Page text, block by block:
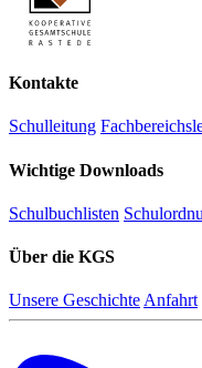
Kontakte
Schulleitung
Wichtige Downloads
Schulbuchlisten
Über die KGS
Unsere Geschichte Anfahrt